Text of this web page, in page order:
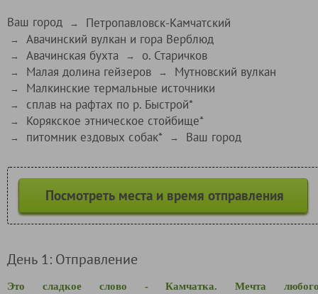
Ваш город → Петропавловск-Камчатский
→ Авачинский вулкан и гора Верблюд
→ Авачинская бухта → о. Старичков
→ Малая долина гейзеров → Мутновский вулкан
→ Малкинские термальные источники
→ сплав на рафтах по р. Быстрой*
→ Корякское этническое стойбище*
→ питомник ездовых собак* → Ваш город
Посмотреть места и время отправления
День 1: Отправление
Это сладкое слово - Камчатка. Мечта